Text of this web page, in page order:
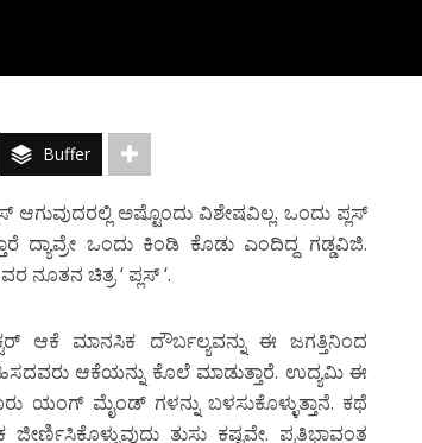
Buffer
ಅಷ್ಟೊಂದು ವಿಶೇಷವಿಲ್ಲ. ಒಂದು ಪ್ಲಸ್
ದ್ಯಾವ್ರೇ ಒಂದು ಕಿಂಡಿ ಕೊಡು ಎಂದಿದ್ದ ಗಡ್ಡವಿಜಿ.
ನೂತನ ಚಿತ್ರ ‘ ಪ್ಲಸ್ ‘.
ಆಕೆ ಮಾನಸಿಕ ದೌರ್ಬಲ್ಯವನ್ನು ಈ ಜಗತ್ತಿನಿಂದ
ಆಕೆಯನ್ನು ಕೊಲೆ ಮಾಡುತ್ತಾರೆ. ಉದ್ಯಮಿ ಈ
ಯಂಗ್ ಮೈಂಡ್ ಗಳನ್ನು ಬಳಸುಕೊಳ್ಳುತ್ತಾನೆ. ಕಥೆ
ತುಸು ಕಷ್ಟವೇ. ಪ್ರತಿಭಾವಂತ